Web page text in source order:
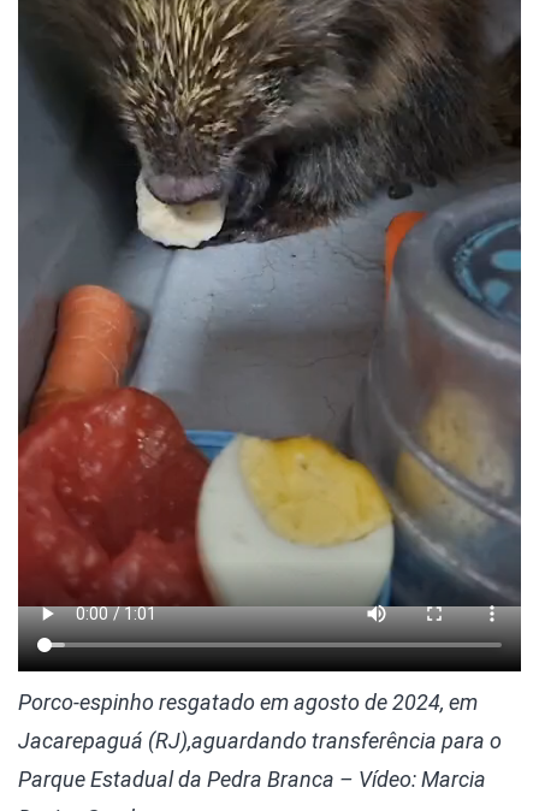
Porco-espinho resgatado em agosto de 2024, em
Jacarepaguá (RJ),aguardando transferência para o
ParqueEstadual da Pedra Branca – Vídeo: Marcia